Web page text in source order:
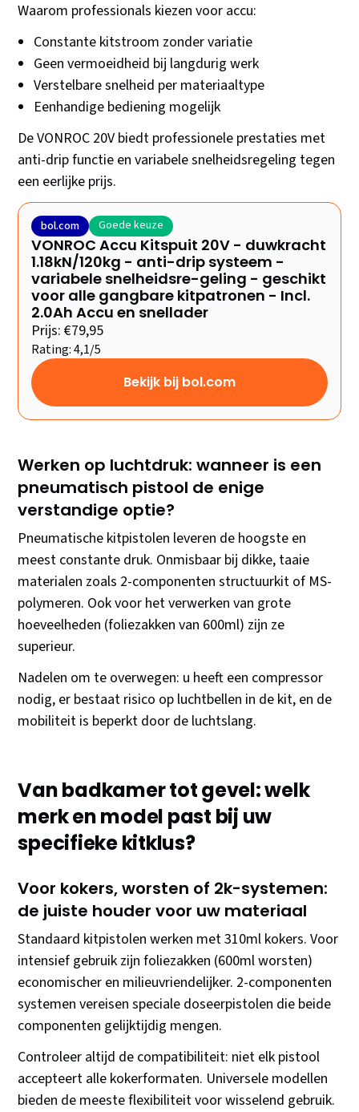
Waarom professionals kiezen voor accu:
Constante kitstroom zonder variatie
Geen vermoeidheid bij langdurig werk
Verstelbare snelheid per materiaaltype
Eenhandige bediening mogelijk
De VONROC 20V biedt professionele prestaties met
anti-drip functie en variabele snelheidsregeling tegen
een eerlijke prijs.
bol.com Goede keuze
VONROC Accu Kitspuit 20V - duwkracht
1.18kN/120kg - anti-drip systeem -
variabele snelheidsre-geling - geschikt
voor alle gangbare kitpatronen - Incl.
2.0Ah Accu en snellader
Prijs: €79,95
Rating: 4,1/5
Bekijk bij bol.com
Werken op luchtdruk: wanneer is een
pneumatisch pistool de enige
verstandige optie?
Pneumatische kitpistolen leveren de hoogste en
meest constante druk. Onmisbaar bij dikke, taaie
materialen zoals 2-componenten structuurkit of MS-
polymeren. Ook voor het verwerken van grote
hoeveelheden (foliezakken van 600ml) zijn ze
superieur.
Nadelen om te overwegen: u heeft een compressor
nodig, er bestaat risico op luchtbellen in de kit, en de
mobiliteit is beperkt door de luchtslang.
Van badkamer tot gevel: welk
merk en model past bij uw
specifieke kitklus?
Voor kokers, worsten of 2k-systemen:
de juiste houder voor uw materiaal
Standaard kitpistolen werken met 310ml kokers. Voor
intensief gebruik zijn foliezakken (600ml worsten)
economischer en milieuvriendelijker. 2-componenten
systemen vereisen speciale doseerpistolen die beide
componenten gelijktijdig mengen.
Controleer altijd de compatibiliteit: niet elk pistool
accepteert alle kokerformaten. Universele modellen
bieden de meeste flexibiliteit voor wisselend gebruik.